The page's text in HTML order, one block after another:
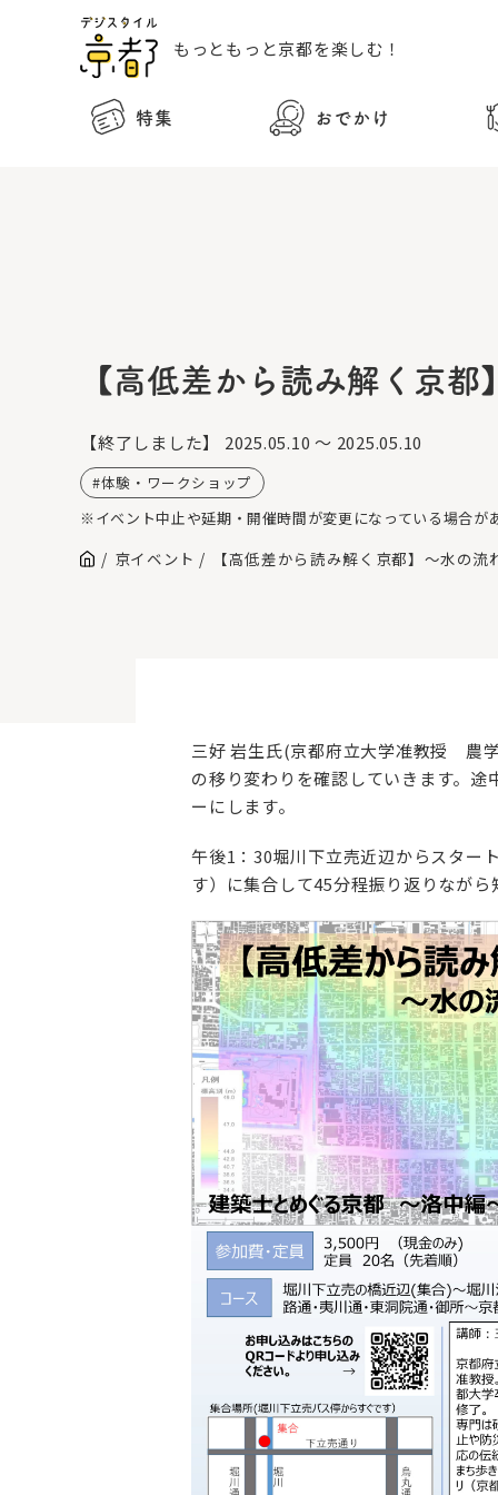
もっともっと京都を楽しむ！
特集 おでかけ
【高低差から読み解く京
【終了しました】 2025.05.10 ～ 2025.05.10
体験・ワークショップ
※イベント中止や延期・開催時間が変更になっている場合
京イベント 【高低差から読み解く京都】～水の
三好 岩生氏(京都府立大学准教授 農
の移り変わりを確認していきます。
ーにします。
午後1：30堀川下立売近辺からスター
す）に集合して45分程振り返りなが